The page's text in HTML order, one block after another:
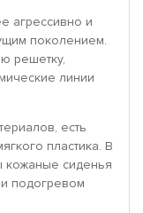
агрессивно и
поколением.
решетку,
линии
есть
пластика. В
кожаные сиденья
и подогревом